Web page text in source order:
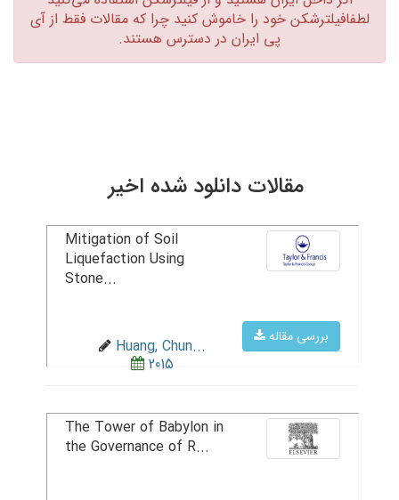
لطفافیلترشکن خود را خاموش کنید چرا که مقالات فقط از آی
پی ایران در دسترس هستند.‏
مقالات دانلود شده اخیر
بررسی مقاله
Mitigation of Soil
Liquefaction Using
Stone...
Huang, Chun...
2015
The Tower of Babylon in
the Governance of R...